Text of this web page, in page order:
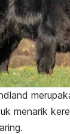
menarik